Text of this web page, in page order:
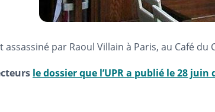
par Raoul Villain à Paris, au Café du
le dossier que l’UPR a publié le 28 juin